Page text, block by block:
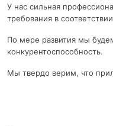
У нас сильная
требования в
По мере развития мы
конкурентоспособность.
Мы твердо верим, что